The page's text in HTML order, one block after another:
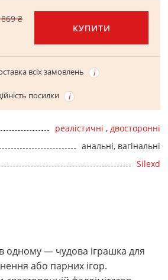
₴
КУПИТИ
всіх замовлень
посилки
реалістичні , двосторонні
анальні, вагінальні
Silexd
одному — чудова іграшка для
або парних ігор.